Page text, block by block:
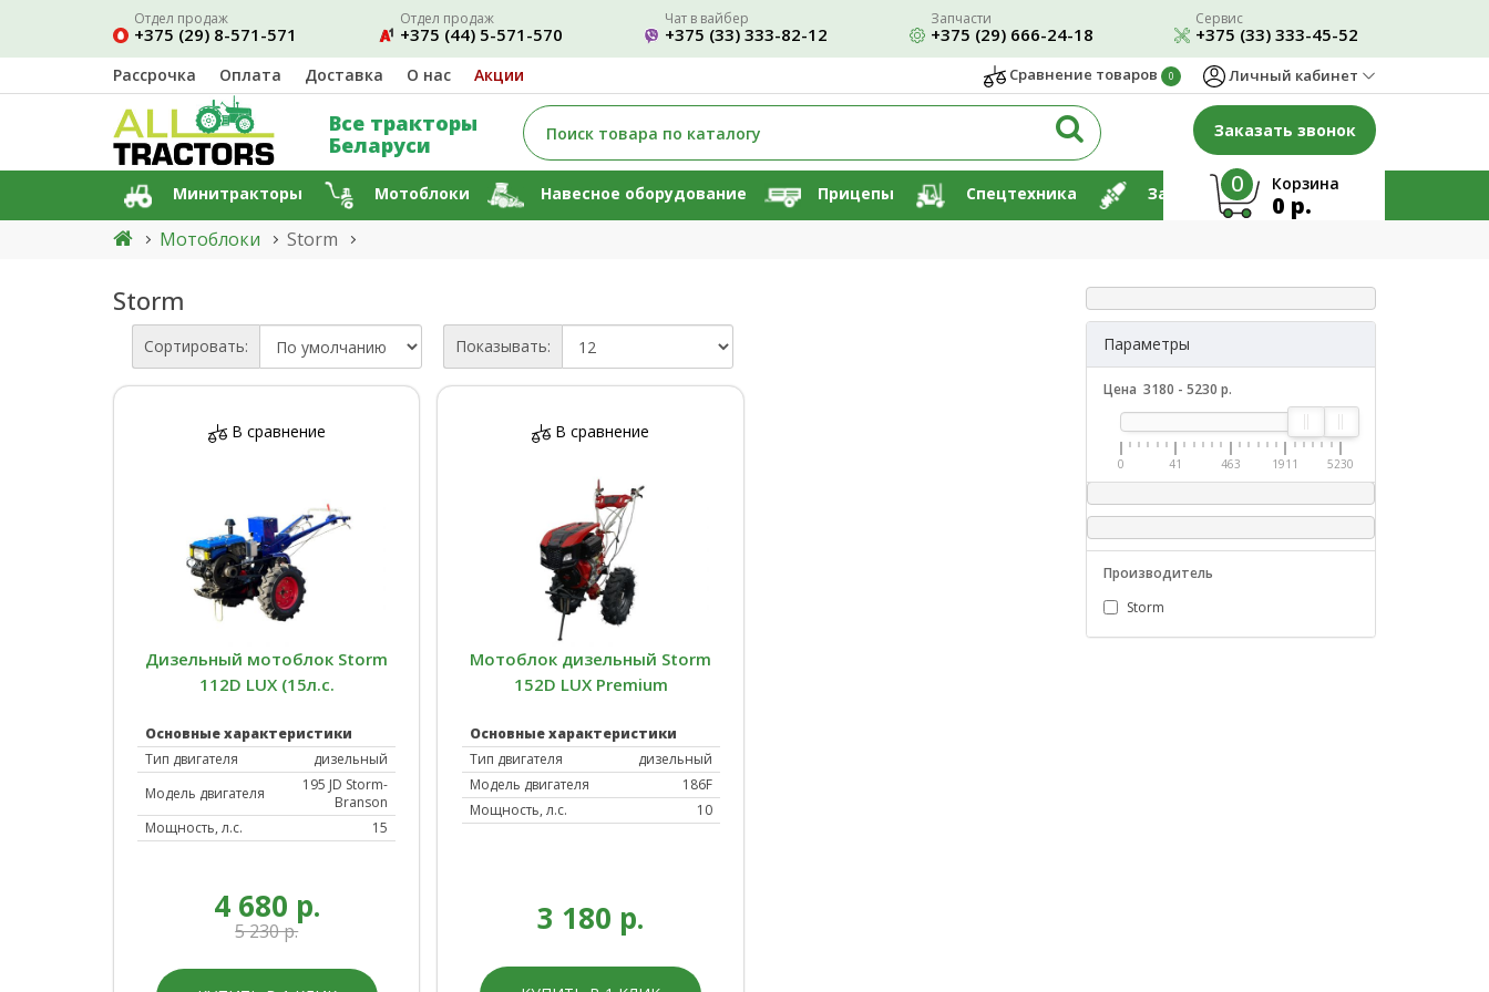
Отдел продаж
+375 (29) 8-571-571
Отдел продаж
+375 (44) 5-571-570
Чат в вайбер
+375 (33) 333-82-12
Запчасти
+375 (29) 666-24-18
Сервис
+375 (33) 333-45-52
Рассрочка Оплата Доставка О нас Акции Сравнение товаров 0 Личный кабинет
Все тракторы
Беларуси
Заказать звонок
Корзина
0
0 р.
Минитракторы Мотоблоки Навесное оборудование Прицепы Спецтехника Запчасти Ремонт
Мотоблоки Storm
Storm
Сортировать: Показывать:
В сравнение
Дизельный мотоблок Storm
112D LUX (15л.с.
Основные характеристики
Тип двигателя
дизельный
Модель двигателя
195 JD Storm-
Branson
Мощность, л.с.
15
4 680 р.
5 230 р.
В сравнение
Мотоблок дизельный Storm
152D LUX Premium
Основные характеристики
Тип двигателя
дизельный
Модель двигателя
186F
Мощность, л.с.
10
3 180 р.
Параметры
Цена 3180 - 5230 р.
0 41 463 1911 5230
Производитель
Storm